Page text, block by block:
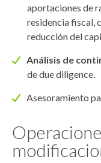
aportaciones de
residencia fiscal,
reducción del
Análisis de
de due diligence.
Asesoramiento